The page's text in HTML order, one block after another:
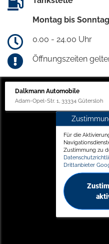
Montag bis Sonntag
0.00 - 24.00 Uhr
Öffnungszeiten
Dalkmann Automobile
Adam-Opel-Str. 1, 33334 Gütersloh
Für die
Zustimmung zu
Drittanbieter